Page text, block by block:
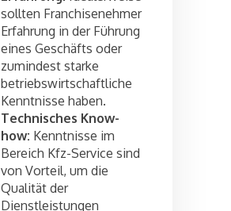
sollten Franchisenehmer
Erfahrung in der Führung
eines Geschäfts oder
zumindest starke
betriebswirtschaftliche
Kenntnisse haben.
Technisches Know-
how: Kenntnisse im
Bereich Kfz-Service sind
von Vorteil, um die
Qualität der
Dienstleistungen